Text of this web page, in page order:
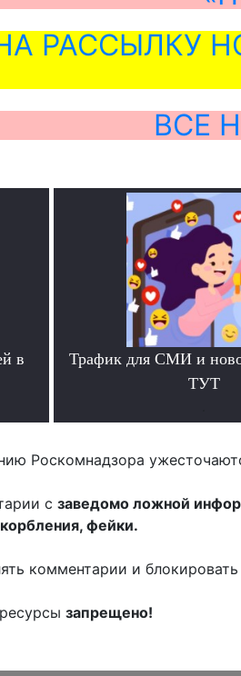
РАССЫЛКУ
ВСЕ
в
Трафик для СМИ и
ТУТ
Роскомнадзора
с заведомо ложной
фейки.
комментарии и
запрещено!